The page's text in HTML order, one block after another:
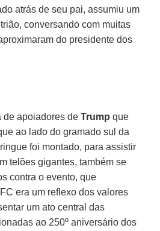
atrás de seu pai, assumiu um
conversando com muitas
do presidente dos
de apoiadores deTrump que
ao lado do gramado sul da
foi montado, para assistir
telões gigantes, também se
contra o evento, que
era um reflexo dos valores
um ato central das
ao 250º aniversário dos